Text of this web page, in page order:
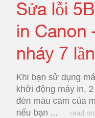
Sửa lỗi
in Canon
nháy 7 lần
Khi bạn sử dụng
khởi động máy in,
đèn màu cam của
nếu bạn ...
read